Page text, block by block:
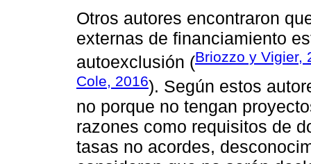
Otros autores encontraron
externas de financiamiento
autoexclusión (Briozzo y Vigier,
Cole, 2016). Según estos
no porque no tengan
razones como requisitos de
tasas no acordes,